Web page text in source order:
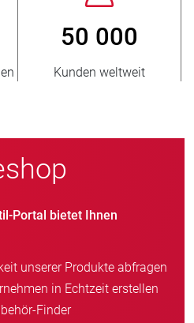
50 000
Kunden weltweit
Portal bietet Ihnen
unserer Produkte abfragen
in Echtzeit erstellen
Finder